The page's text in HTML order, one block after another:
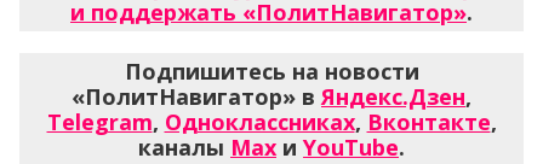
и поддержать «ПолитНавигатор».
Подпишитесь на новости
«ПолитНавигатор» вЯндекс.Дзен,
Telegram, Одноклассниках, Вконтакте,
каналы Max и YouTube.